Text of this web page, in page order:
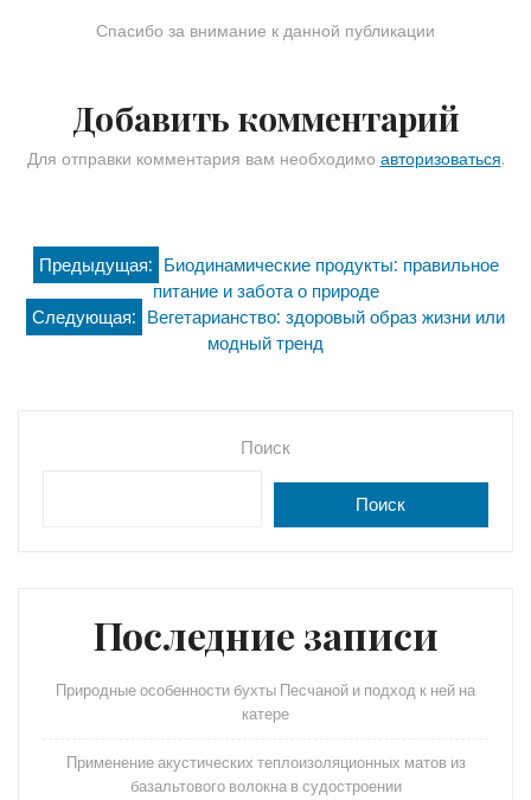
Спасибо за внимание к данной публикации
Добавить комментарий
Для отправки комментария вам необходимо авторизоваться.
Навигация
по
Предыдущая: Биодинамические продукты: правильное
питание и забота о природе
Следующая: Вегетарианство: здоровый образ жизни или
модный тренд
Поиск
Поиск
Последние записи
Природные особенности бухты Песчаной и подход к ней на
катере
Применение акустических теплоизоляционных матов из
базальтового волокна в судостроении